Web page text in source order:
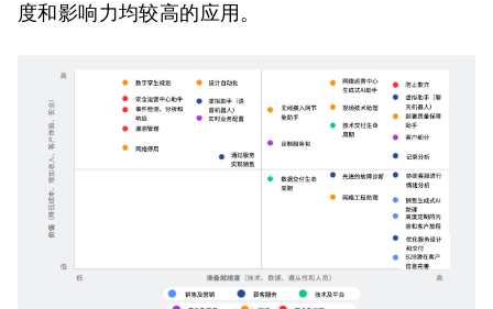
度和影响力均较高的应用。